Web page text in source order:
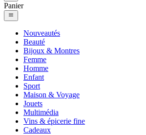
Panier
Nouveautés
Beauté
Bijoux & Montres
Femme
Homme
Enfant
Sport
Maison & Voyage
Jouets
Multimédia
Vins & épicerie fine
Cadeaux